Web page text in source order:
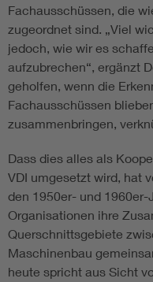
Fachausschüssen, die
zugeordnet sind. „Viel
jedoch, wie wir es
aufzubrechen“, ergänzt
geholfen, wenn die
Fachausschüssen
zusammenbringen,
Dass dies alles als
VDI umgesetzt wird, hat
den 1950er- und
Organisationen ihre
Querschnittsgebiete
Maschinenbau
heute spricht aus Sicht